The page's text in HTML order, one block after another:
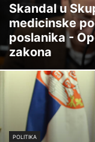
Skandal u
medicinske
poslanika -
zakona
POLITIKA